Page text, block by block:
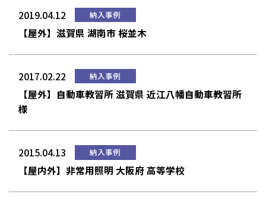
2019.04.12 納入事例
【屋外】滋賀県 湖南市 桜並木
2017.02.22 納入事例
【屋外】自動車教習所 滋賀県 近江八幡自動車教習所
様
2015.04.13 納入事例
【屋内外】非常用照明 大阪府 高等学校